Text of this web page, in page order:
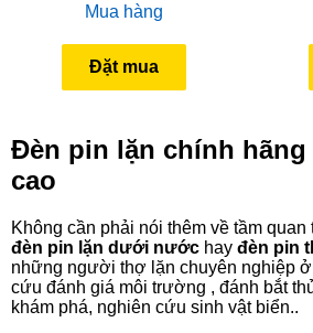
Mua hàng
Đặt mua
Đèn pin lặn chính
cao
Không cần phải nói thêm về tầm quan
đèn pin lặn dưới nước hay đèn pin
những người thợ lặn chuyên nghiệp
cứu đánh giá môi trường , đánh bắt
khám phá, nghiên cứu sinh vật biển..